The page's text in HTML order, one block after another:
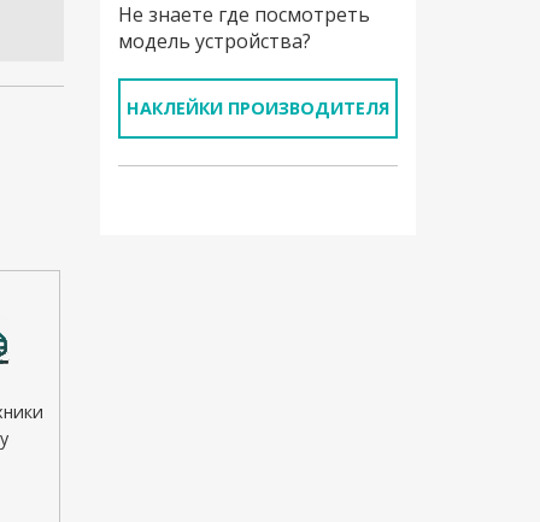
Не знаете где посмотреть
модель устройства?
НАКЛЕЙКИ ПРОИЗВОДИТЕЛЯ